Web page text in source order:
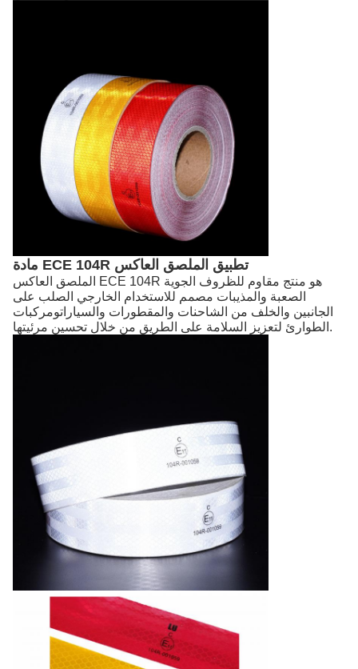
مادة ECE 104R تطبيق الملصق العاكس
الملصق العاكس ECE 104R هو منتج مقاوم للظروف الجوية
الصعبة والمذيبات مصمم للاستخدام الخارجي الصلب على
الجانبين والخلف من الشاحنات والمقطورات والسياراتومركبات
الطوارئ لتعزيز السلامة على الطريق من خلال تحسين مرئيتها.